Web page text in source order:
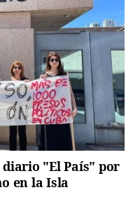
"El País" por
en la Isla